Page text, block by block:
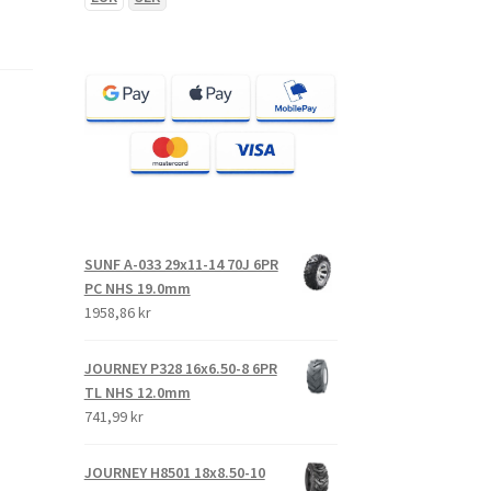
SUNF A-033 29x11-14 70J 6PR
PC NHS 19.0mm
1958,86 kr
JOURNEY P328 16x6.50-8 6PR
TL NHS 12.0mm
741,99 kr
JOURNEY H8501 18x8.50-10